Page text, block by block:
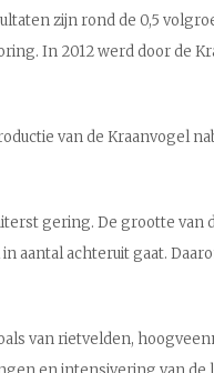
zijn rond de 0,5
In 2012 werd door de
van de Kraanvogel
gering. De grootte van
achteruit gaat.
van rietvelden,